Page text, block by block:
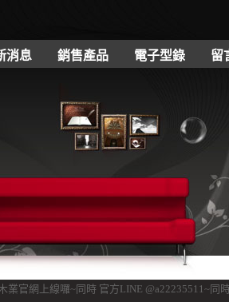
消息 銷售產品 電子型錄 留
業官網上線囉~同時 官方LINE @a22235511~同時